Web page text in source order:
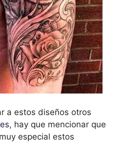
a estos diseños otros
, hay que mencionar que
especial estos